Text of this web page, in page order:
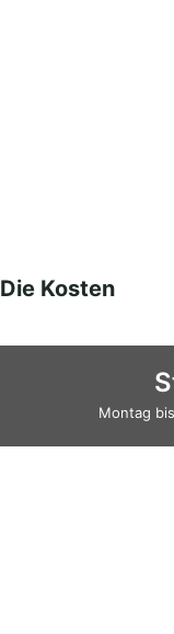
Die Kosten
Montag